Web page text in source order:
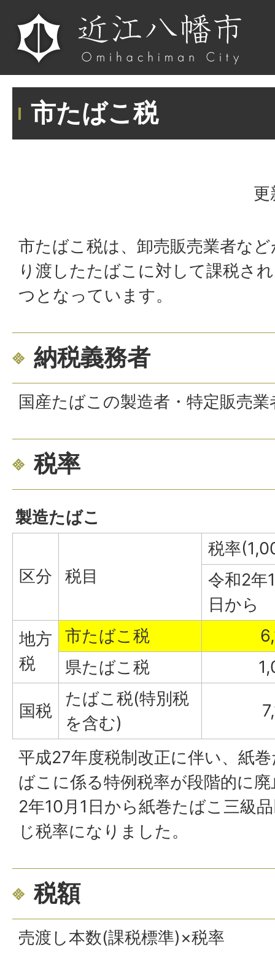
市たばこ税
更
市たばこ税は、卸売販売業者な
り渡したたばこに対して課税さ
つとなっています。
納税義務者
国産たばこの製造者・特定販売
税率
製造たばこ
区分 税目
税率
令和2年
日から
地方
税
市たばこ税
県たばこ税
国税
たばこ税(特別税
を含む)
平成27年度税制改正に伴い、紙
ばこに係る特例税率が段階的に
2年10月1日から紙巻たばこ三級
じ税率になりました。
税額
売渡し本数(課税標準)×税率